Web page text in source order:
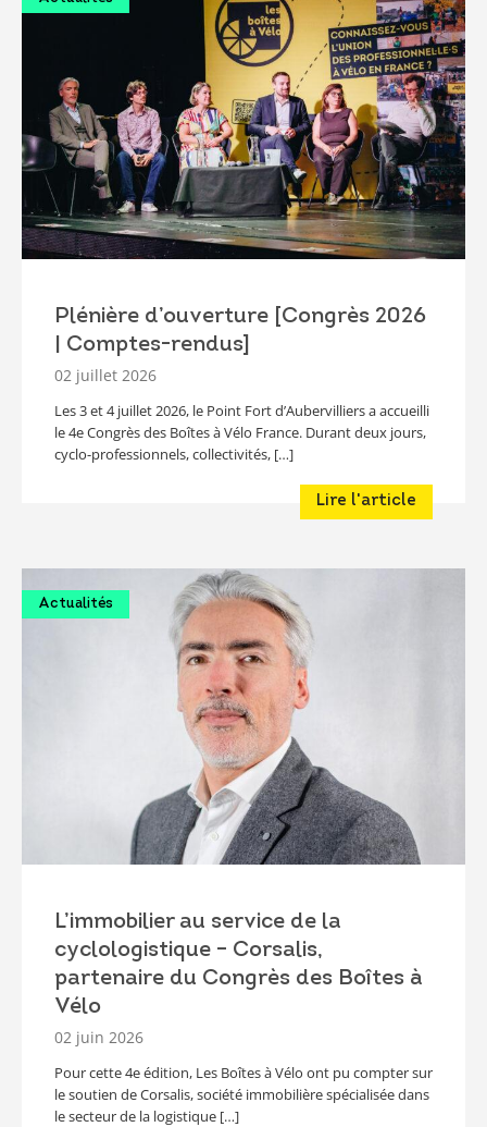
Plénière d’ouverture [Congrès 2026
| Comptes-rendus]
02 juillet 2026
Les 3 et 4 juillet 2026, le Point Fort d’Aubervilliers a accueilli
le 4e Congrès des Boîtes à Vélo France. Durant deux jours,
cyclo-professionnels, collectivités, […]
Lire l'article
Actualités
L’immobilier au service de la
cyclologistique – Corsalis,
partenaire du Congrès des Boîtes à
Vélo
02 juin 2026
Pour cette 4e édition, Les Boîtes à Vélo ont pu compter sur
le soutien de Corsalis, société immobilière spécialisée dans
le secteur de la logistique […]